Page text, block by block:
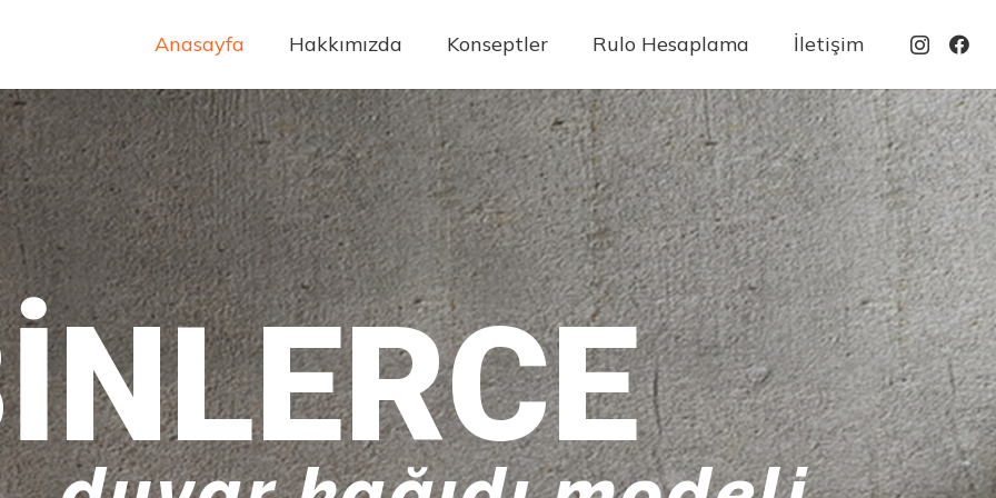
Anasayfa Hakkımızda Konseptler Rulo Hesaplama İletişim